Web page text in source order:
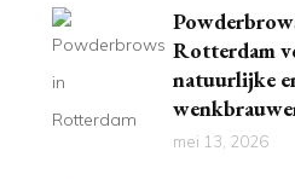
Rotterdam
natuurlijke
mei 13, 2026